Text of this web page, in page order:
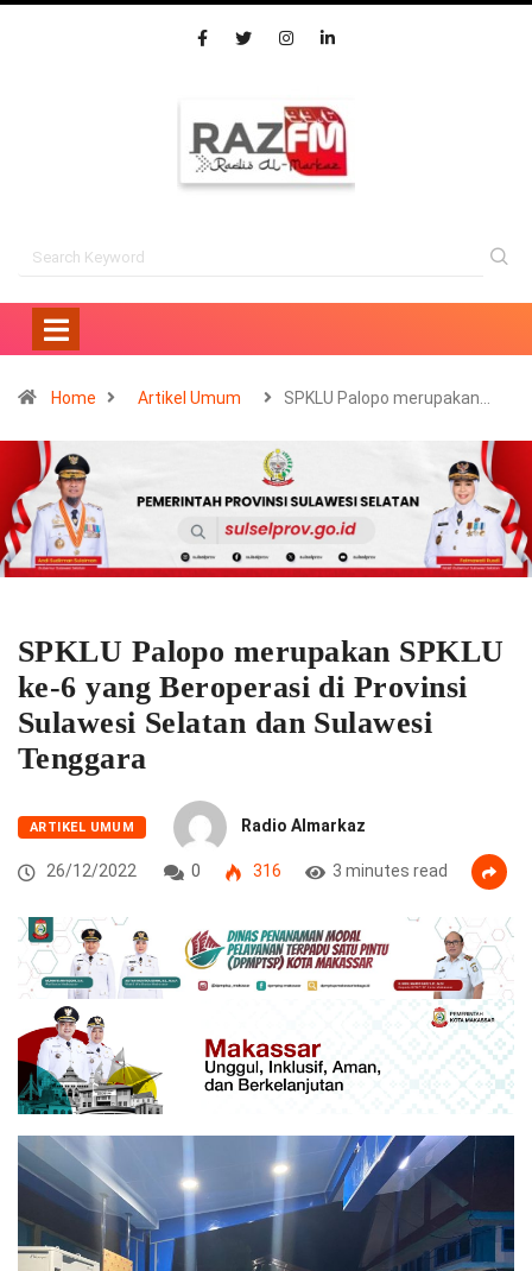
Home Artikel Umum SPKLU Palopo merupakan…
SPKLU Palopo merupakan SPKLU
ke-6 yang Beroperasi di Provinsi
Sulawesi Selatan dan Sulawesi
Tenggara
ARTIKEL UMUM Radio Almarkaz
26/12/2022 0 316 3 minutes read